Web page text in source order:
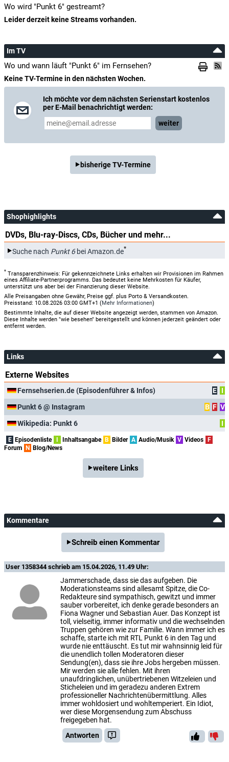
Wo wird "Punkt 6" gestreamt?
Leider derzeit keine Streams vorhanden.
Im TV
Wo und wann läuft "Punkt 6" im Fernsehen?
Keine TV-Termine in den nächsten Wochen.
Ich möchte vor dem nächsten Serienstart kostenlos
per E-Mail benachrichtigt werden:
weiter
bisherige TV-Termine
Shophighlights
DVDs, Blu-ray-Discs, CDs, Bücher und mehr...
Suche nach Punkt 6bei Amazon.de*
* Transparenzhinweis: Für gekennzeichnete Links erhalten wir Provisionen im Rahmen
eines Affiliate-Partnerprogramms. Das bedeutet keine Mehrkosten für Käufer,
unterstützt uns aber bei der Finanzierung dieser Website.
Alle Preisangaben ohne Gewähr, Preise ggf. plus Porto & Versandkosten.
Preisstand: 10.08.2026 03:00 GMT+1 (Mehr Informationen)
Bestimmte Inhalte, die auf dieser Website angezeigt werden, stammen von Amazon.
Diese Inhalte werden "wie besehen" bereitgestellt und können jederzeit geändert oder
entfernt werden.
Links
Externe Websites
Fernsehserien.de (Episodenführer & Infos) E
I
Punkt 6 @ Instagram
B F V
Wikipedia: Punkt 6
I
E Episodenliste Inhaltsangabe B Bilder A Audio/Musik V Videos
F
Forum
N Blog/News
weitere Links
Kommentare
Schreib einen Kommentar
User 1358344schrieb am 15.04.2026, 11.49 Uhr:
Jammerschade, dass sie das aufgeben. Die
Moderationsteams sind allesamt Spitze, die Co-
Redakteure sind sympathisch, gewitzt und immer
sauber vorbereitet, ich denke gerade besonders an
Fiona Wagner und Sebastian Auer. Das Konzept ist
toll, vielseitig, immer informativ und die wechselnden
Truppen gehören wie zur Familie. Wann immer ich es
schaffe, starte ich mit RTL Punkt 6 in den Tag und
wurde nie enttäuscht. Es tut mir wahnsinnig leid für
die unendlich tollen Moderatoren dieser
Sendung(en), dass sie ihre Jobs hergeben müssen.
Mir werden sie alle fehlen. Mit ihren
unaufdringlichen, unübertriebenen Witzeleien und
Sticheleien und im geradezu anderen Extrem
professioneller Nachrichtenübermittlung. Alles
immer wohldosiert und wohltemperiert. Ein Idiot,
wer diese Morgensendung zum Abschuss
freigegeben hat.
Antworten